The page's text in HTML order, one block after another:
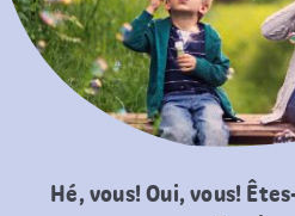
Hé, vous! Oui, vous!